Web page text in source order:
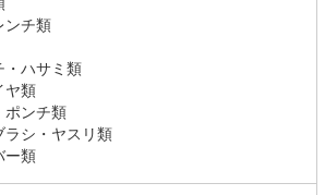
ンチ類
・ハサミ類
ヤ類
ポンチ類
ラシ・ヤスリ類
ー類